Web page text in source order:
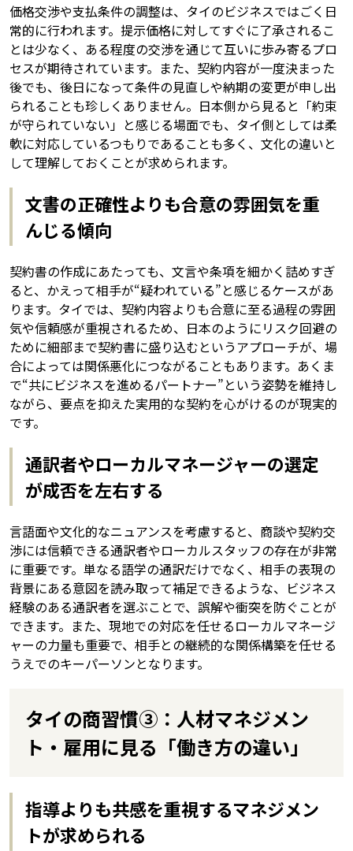
価格交渉や支払条件の調整は、タイのビジネスではごく日
常的に行われます。提示価格に対してすぐに了承されるこ
とは少なく、ある程度の交渉を通じて互いに歩み寄るプロ
セスが期待されています。また、契約内容が一度決まった
後でも、後日になって条件の見直しや納期の変更が申し出
られることも珍しくありません。日本側から見ると「約束
が守られていない」と感じる場面でも、タイ側としては柔
軟に対応しているつもりであることも多く、文化の違いと
して理解しておくことが求められます。
文書の正確性よりも合意の雰囲気を重
んじる傾向
契約書の作成にあたっても、文言や条項を細かく詰めすぎ
ると、かえって相手が“疑われている”と感じるケースがあ
ります。タイでは、契約内容よりも合意に至る過程の雰囲
気や信頼感が重視されるため、日本のようにリスク回避の
ために細部まで契約書に盛り込むというアプローチが、場
合によっては関係悪化につながることもあります。あくま
で“共にビジネスを進めるパートナー”という姿勢を維持し
ながら、要点を抑えた実用的な契約を心がけるのが現実的
です。
通訳者やローカルマネージャーの選定
が成否を左右する
言語面や文化的なニュアンスを考慮すると、商談や契約交
渉には信頼できる通訳者やローカルスタッフの存在が非常
に重要です。単なる語学の通訳だけでなく、相手の表現の
背景にある意図を読み取って補足できるような、ビジネス
経験のある通訳者を選ぶことで、誤解や衝突を防ぐことが
できます。また、現地での対応を任せるローカルマネージ
ャーの力量も重要で、相手との継続的な関係構築を任せる
うえでのキーパーソンとなります。
タイの商習慣③：人材マネジメン
ト・雇用に見る「働き方の違い」
指導よりも共感を重視するマネジメン
トが求められる